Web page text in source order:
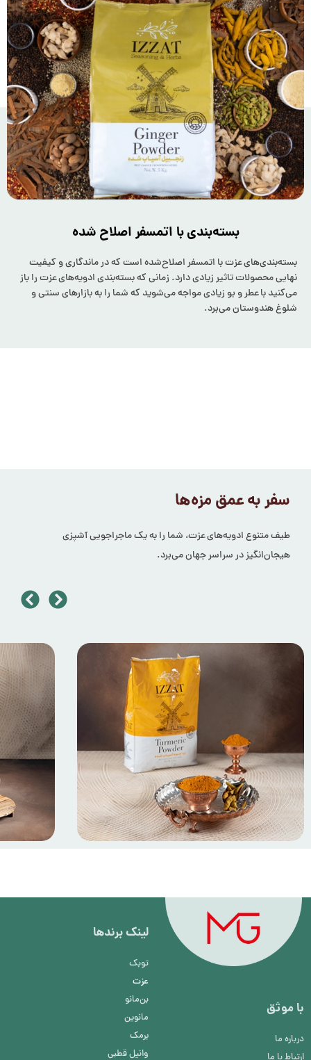
بسته‌بندی با اتمسفر اصلاح شده
بسته‌بندی‌‌های عزت با اتمسفر اصلاح‌شده است که در ماندگاری و کیفیت
نهایی محصولات تاثیر زیادی دارد. زمانی که بسته‌بندی ادویه‌های عزت را باز
می‌کنید با عطر و بو زیادی مواجه می‌شوید که شما را به بازارهای سنتی و
شلوغ هندوستان می‌برد.
سفر به عمق مزه‌ها
طیف متنوع ادویه‌های عزت، شما را به یک ماجراجویی آشپزی
هیجان‌انگیز در سراسر جهان می‌برد.
با موثق
درباره ما
لینک برند‌ها
توبک
عزت
بن‌مانو
مانوین
برمک
وانیل قطبی